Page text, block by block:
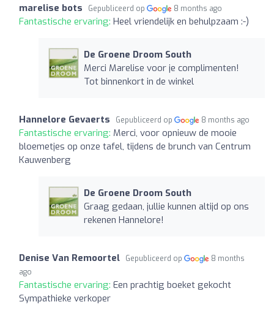
marelise bots Gepubliceerd op 8 months ago
Fantastische ervaring: Heel vriendelijk en behulpzaam :-)
De Groene Droom South
Merci Marelise voor je complimenten!
Tot binnenkort in de winkel
Hannelore Gevaerts Gepubliceerd op 8 months ago
Fantastische ervaring: Merci, voor opnieuw de mooie
bloemetjes op onze tafel, tijdens de brunch van Centrum
Kauwenberg
De Groene Droom South
Graag gedaan, jullie kunnen altijd op ons
rekenen Hannelore!
Denise Van Remoortel Gepubliceerd op
8 months
ago
Fantastische ervaring: Een prachtig boeket gekocht
Sympathieke verkoper